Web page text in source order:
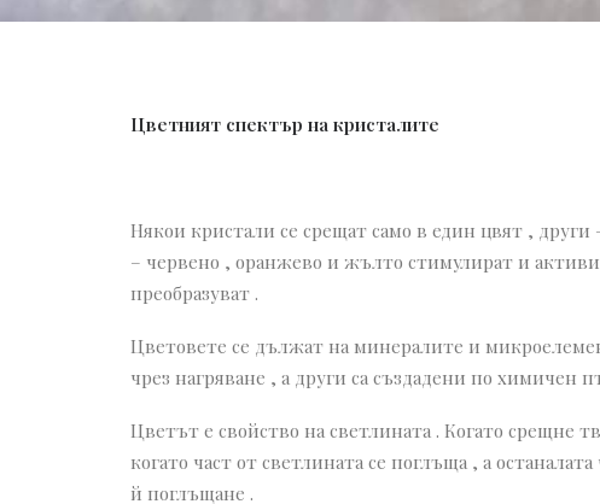
Цветният спектър на кристалите
Някои кристали се срещат само в един цвят ,
– червено , оранжево и жълто стимулират и
преобразуват .
Цветовете се дължат на минералите и
чрез нагряване , а други са създадени по химичен
Цветът е свойство на светлината . Когато срещне
когато част от светлината се поглъща , а
й поглъщане .